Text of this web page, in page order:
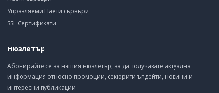
Управляеми Наети сървъри
SSL Сертификати
Нюзлетър
Абонирайте се за нашия нюзлетър, за да получавате актуална
информация относно промоции, секюрити ъпдейти, новини и
интересни публикации